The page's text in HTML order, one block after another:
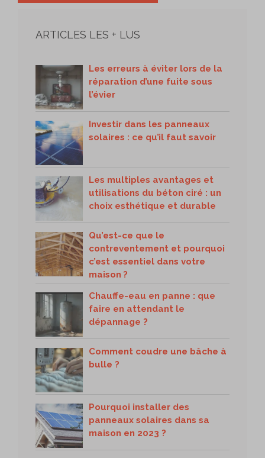
ARTICLES LES + LUS
Les erreurs à éviter lors de la
réparation d’une fuite sous
l’évier
Investir dans les panneaux
solaires : ce qu’il faut savoir
Les multiples avantages et
utilisations du béton ciré : un
choix esthétique et durable
Qu’est-ce que le
contreventement et pourquoi
c’est essentiel dans votre
maison ?
Chauffe-eau en panne : que
faire en attendant le
dépannage ?
Comment coudre une bâche à
bulle ?
Pourquoi installer des
panneaux solaires dans sa
maison en 2023 ?